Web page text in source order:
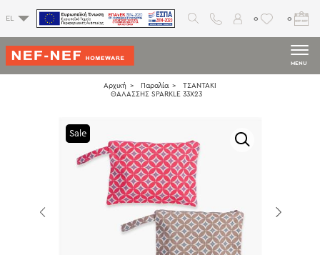
EL 0 0
MENU
Αρχική Παραλία
ΤΣΑΝΤΑΚΙ
ΘΑΛΑΣΣΗΣ SPARKLE 33X23
Sale